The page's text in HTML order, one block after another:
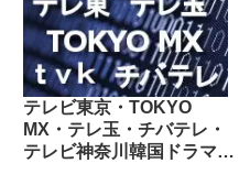
テレビ東京・TOKYO
MX・テレ玉・チバテレ・
テレビ神奈川韓国ドラマ週